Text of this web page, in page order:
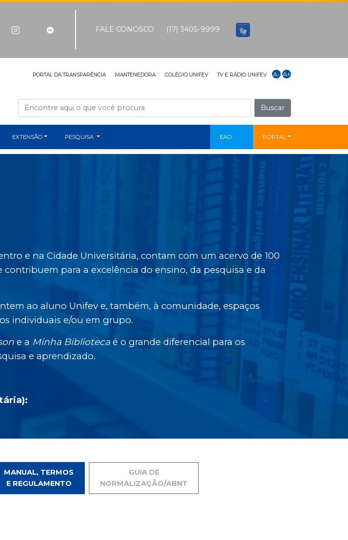
FALE CONOSCO (17) 3405-9999
PORTAL DA TRANSPARÊNCIA MANTENEDORA COLÉGIO UNIFEV TV E RÁDIO UNIFEV A- A+
Buscar
EXTENSÃO PESQUISA EAD PORTAL
e na Cidade Universitária, contam com um acervo de 100
para a excelência do ensino, da pesquisa e da
ao aluno Unifev e, também, à comunidade, espaços
individuais e/ou em grupo.
e a Minha Biblioteca é o grande diferencial para os
e aprendizado.
MANUAL, TERMOS
E REGULAMENTO
GUIA DE
NORMALIZAÇÃO/ABNT